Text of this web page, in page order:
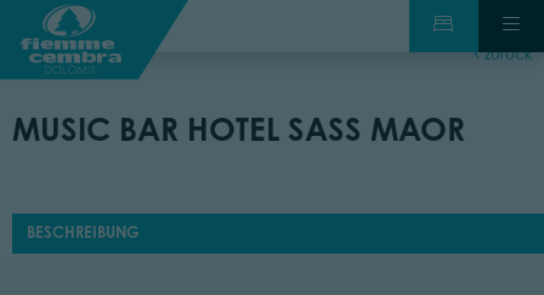
zurück
MUSIC BAR HOTEL SASS MAOR
BESCHREIBUNG